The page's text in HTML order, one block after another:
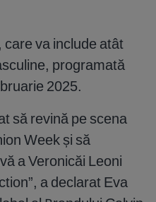
va include atât
programată
2025.
să revină pe scena
Week și să
a Veronicăi Leoni
a declarat Eva